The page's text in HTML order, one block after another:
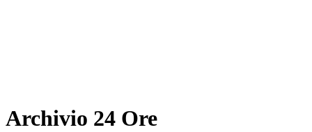
Archivio 24 Ore